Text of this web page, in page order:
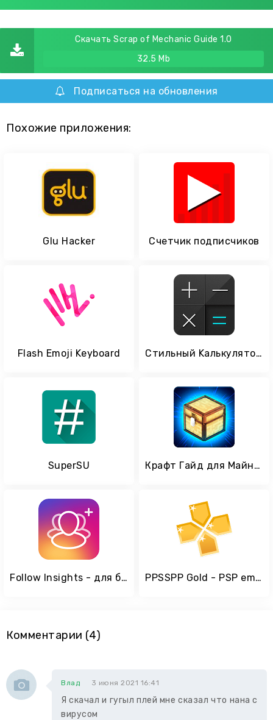
Скачать Scrap of Mechanic Guide 1.0
32.5 Mb
Подписаться на обновления
Похожие приложения:
Glu Hacker Счетчик подписчиков
Flash Emoji Keyboard Стильный Kалькулятор CALCU
SuperSU Крафт Гайд для Майнкрафт ПЕ
Follow Insights - для больше Подписчиков и Лайков PPSSPP Gold - PSP emulator
Комментарии (4)
Влад 3 июня 2021 16:41
Я скачал и гугыл плей мне сказал что нана с
вирусом